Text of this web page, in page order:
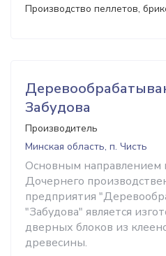
Производство пеллетов,
Забудова
Производитель
Минская область, п. Чисть
Основным направлением
Дочернего
предприятия
"Забудова" является
дверных блоков из
древесины.